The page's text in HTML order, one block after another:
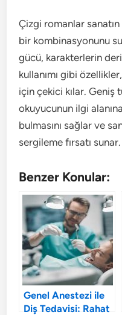
Çizgi romanlar sanatın
bir kombinasyonunu
gücü, karakterlerin
kullanımı gibi
için çekici kılar.
okuyucunun ilgi
bulmasını sağlar ve
sergileme fırsatı sunar.
Benzer Konular:
Genel Anestezi ile
Diş Tedavisi: Rahat